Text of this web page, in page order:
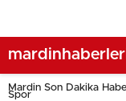
Mardin Son Dakika
Spor